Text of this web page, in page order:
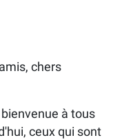
chers
à tous
ceux qui sont